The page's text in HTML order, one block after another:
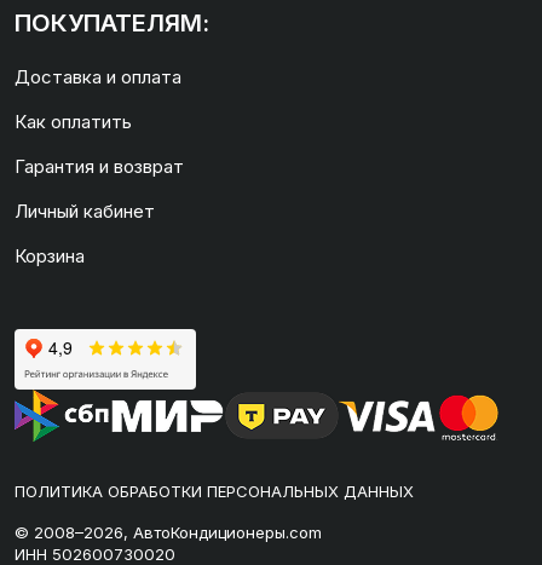
ПОКУПАТЕЛЯМ:
Доставка и оплата
Как оплатить
Гарантия и возврат
Личный кабинет
Корзина
ПОЛИТИКА ОБРАБОТКИ ПЕРСОНАЛЬНЫХ ДАННЫХ
© 2008–2026, АвтоКондиционеры.com
ИНН 502600730020